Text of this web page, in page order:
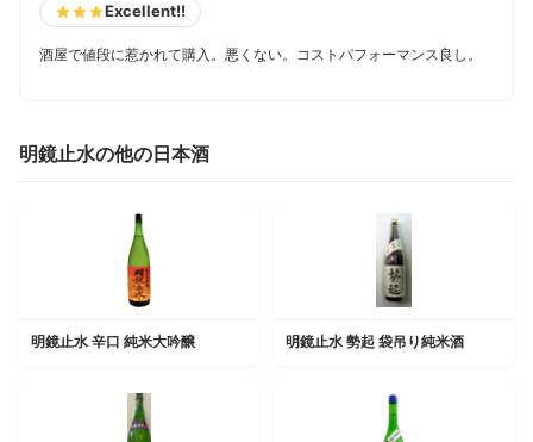
Excellent!!
酒屋で値段に惹かれて購入。悪くない。コストパフォーマンス良し。
明鏡止水の他の日本酒
明鏡止水 辛口 純米大吟醸 明鏡止水 勢起 袋吊り純米酒